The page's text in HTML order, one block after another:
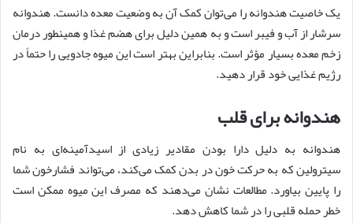
یک خاصیت هندوانه را می‌توان کمک آن به وضعیت معده دانست. هندوانه
سرشار از آب و فیبر است و به همین دلیل برای هضم غذا و همین­طور درمان
زخم معده بسیار مؤثر است. بنابراین بهتر است این میوه جادویی را حتماً در
رژیم غذایی خود قرار دهید.
هندوانه برای قلب
هندوانه به دلیل دارا بودن مقادیر زیادی از اسیدآمینه‌ای به نام
سیترولین که به حرکت خون در بدن کمک می‌کند، می‌تواند فشارخون شما
را پایین بیاورد. مطالعات نشان می‌دهند که مصرف این میوه ممکن است
خطر حمله قلبی را در شما کاهش دهد.